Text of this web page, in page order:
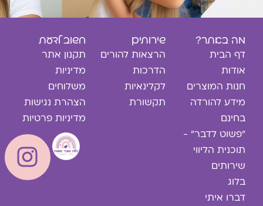
מה באתר?
דף הבית
אודות
חנות המוצרים
מידע להורדה
בחינם
"פשוט לדבר" -
תוכנית הליווי
שירותים
בלוג
דברו איתי
שירותים
הרצאות להורים
הדרכות
לקלינאיות
תקשורת
חשוב לדעת
תקנון אתר
מדיניות
משלוחים
הצהרת נגישות
מדיניות פרטיות